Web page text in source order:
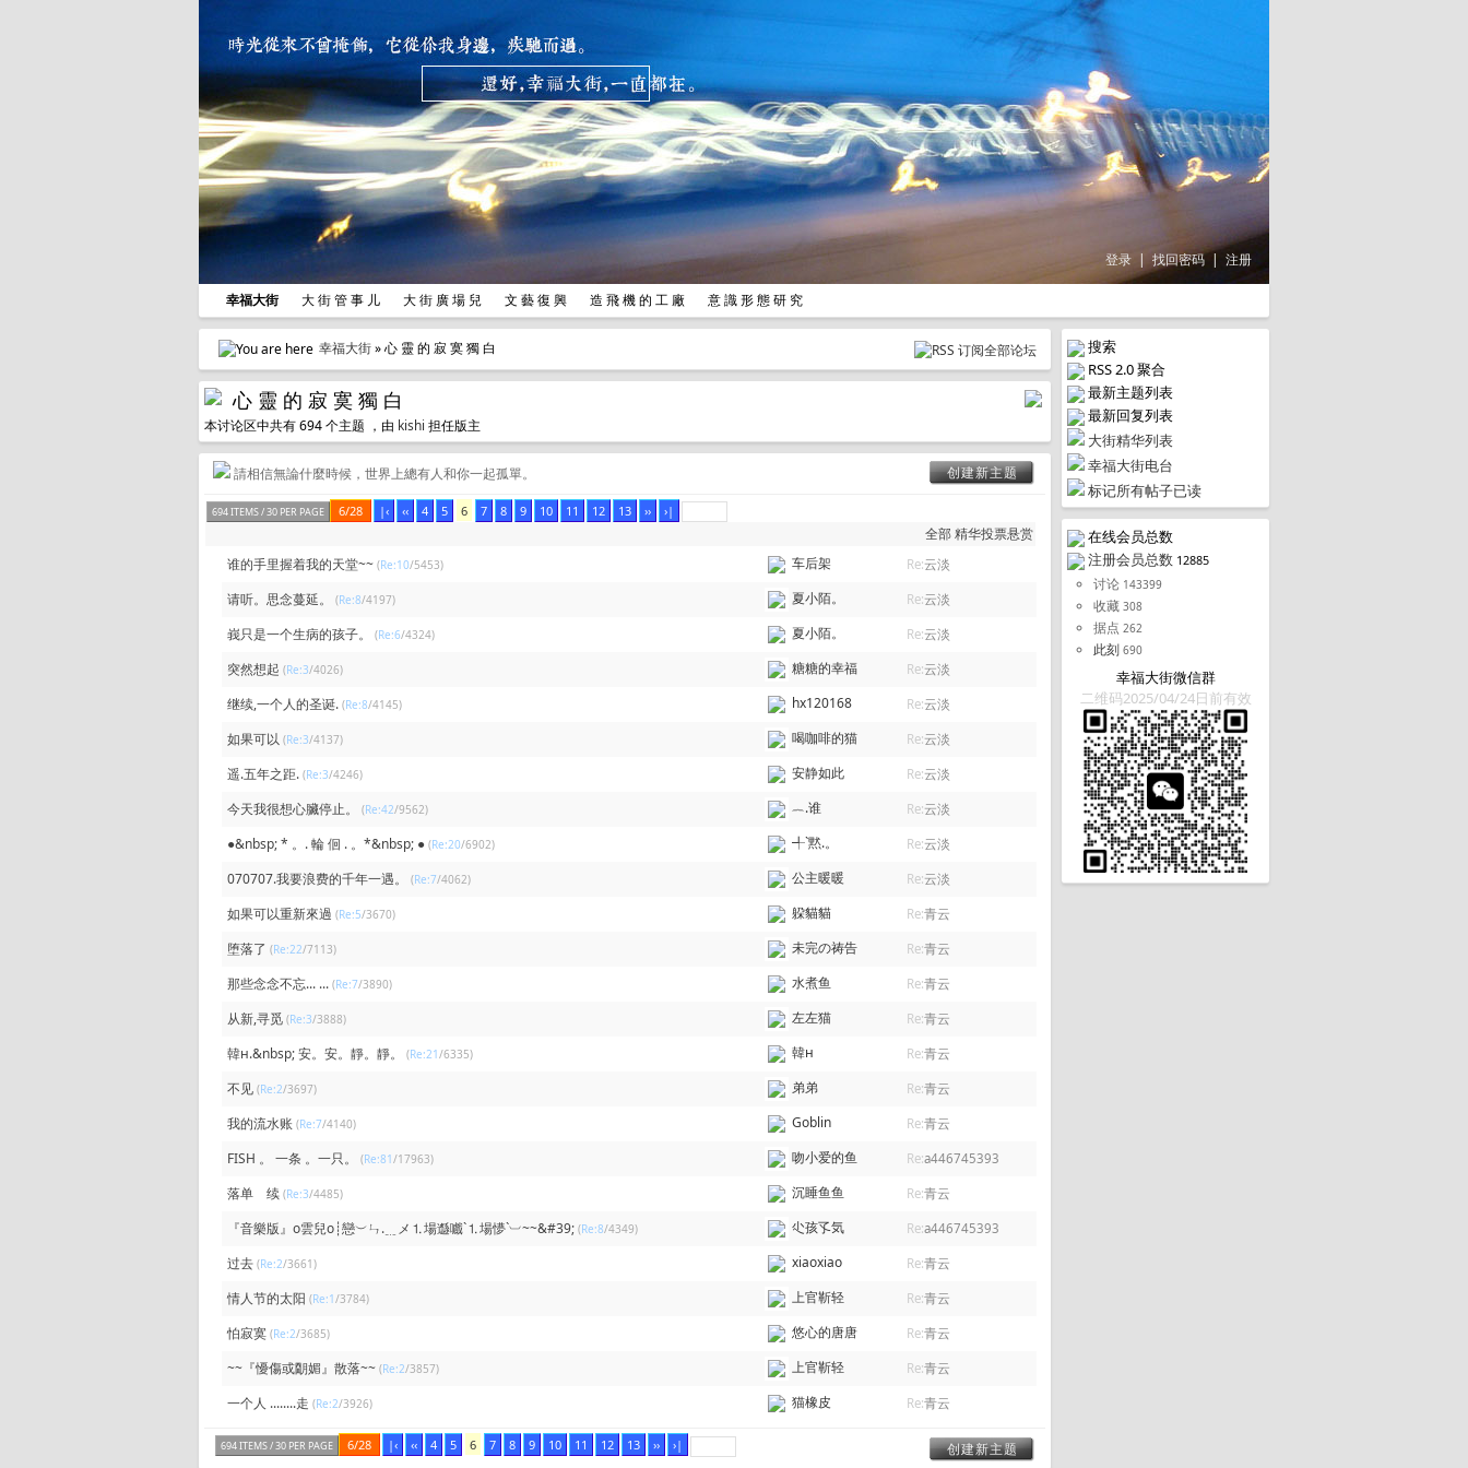
登录 | 找回密码 | 注册
幸福大街 大 街 管 事 儿 大 街 廣 場 兒 文 藝 復 興 造 飛 機 的 工 廠 意 識 形 態 研 究
搜索
RSS 2.0 聚合
最新主题列表
最新回复列表
大街精华列表
幸福大街电台
标记所有帖子已读
在线会员总数
注册会员总数 12885
讨论 143399
收藏 308
据点 262
此刻 690
幸福大街微信群
二维码2025/04/24日前有效
幸福大街» 心 靈 的 寂 寞 獨 白
心 靈 的 寂 寞 獨 白
本讨论区中共有 694 个主题 ，由 kishi 担任版主
請相信無論什麼時候，世界上總有人和你一起孤單。 创建新主题
694 ITEMS / 30 PER PAGE 6/28 |‹ ‹‹ 4 5 6 7 8 9 10 11 12 13 ›› ›|
全部精华投票悬赏
谁的手里握着我的天堂~~ (Re:10/5453) 车后架 Re:云淡
请听。思念蔓延。 (Re:8/4197) 夏小陌。 Re:云淡
峩只是一个生病的孩子。 (Re:6/4324) 夏小陌。 Re:云淡
突然想起 (Re:3/4026) 糖糖的幸福 Re:云淡
继续,一个人的圣诞. (Re:8/4145) hx120168 Re:云淡
如果可以 (Re:3/4137) 喝咖啡的猫 Re:云淡
遥.五年之距. (Re:3/4246) 安静如此 Re:云淡
今天我很想心臟停止。 (Re:42/9562) ︷.谁 Re:云淡
●&nbsp; * 。. 輪 佪 . 。*&nbsp; ● (Re:20/6902) ╃`黙.。 Re:云淡
070707.我要浪费的千年一遇。 (Re:7/4062) 公主暖暖 Re:云淡
如果可以重新來過 (Re:5/3670) 躱貓貓 Re:青云
堕落了 (Re:22/7113) 未完の祷告 Re:青云
那些念念不忘... ... (Re:7/3890) 水煮鱼 Re:青云
从新,寻觅 (Re:3/3888) 左左猫 Re:青云
韓н.&nbsp; 安。安。靜。靜。 (Re:21/6335) 韓н Re:青云
不见 (Re:2/3697) 弟弟 Re:青云
我的流水账 (Re:7/4140) Goblin Re:青云
FISH 。 一条 。一只。 (Re:81/17963) 吻小爱的鱼 Re:a446745393
落单 续 (Re:3/4485) 沉睡鱼鱼 Re:青云
『音樂版』o雲兒o┊戀︶ㄣ.﹎メ⒈場邎嚱`⒈場懜`︺~~&#39; (Re:8/4349) 尐孩孓気 Re:a446745393
过去 (Re:2/3661) xiaoxiao Re:青云
情人节的太阳 (Re:1/3784) 上官靳轻 Re:青云
怕寂寞 (Re:2/3685) 悠心的唐唐 Re:青云
~~『懮傷或朙媚』散落~~ (Re:2/3857) 上官靳轻 Re:青云
一个人 ........走 (Re:2/3926) 猫橡皮 Re:青云
694 ITEMS / 30 PER PAGE 6/28 |‹ ‹‹ 4 5 6 7 8 9 10 11 12 13 ›› ›| 创建新主题